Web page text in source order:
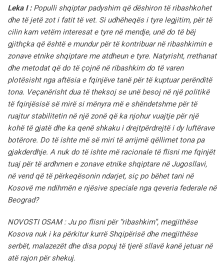
Leka I : Populli shqiptar padyshim që dëshiron të ribashkohet
dhe të jetë zot i fatit të vet. Si udhëheqës i tyre legjitim, për të
cilin kam vetëm interesat e tyre në mendje, unë do të bëj
gjithçka që është e mundur për të kontribuar në ribashkimin e
zonave etnike shqiptare me atdheun e tyre. Natyrisht, rrethanat
dhe metodat që do të çojnë në ribashkim do të varen
plotësisht nga aftësia e fqinjëve tanë për të kuptuar perënditë
tona. Veçanërisht dua të theksoj se unë besoj në një politikë
të fqinjësisë së mirë si mënyra më e shëndetshme për të
ruajtur stabilitetin në një zonë që ka njohur vuajtje për një
kohë të gjatë dhe ka qenë shkaku i drejtpërdrejtë i dy luftërave
botërore. Do të ishte më së miri të arrijmë qëllimet tona pa
gjakderdhje. A nuk do të ishte më racionale të flisni me fqinjët
tuaj për të ardhmen e zonave etnike shqiptare në Jugosllavi,
në vend që të përkeqësonin ndarjet, siç po bëhet tani në
Kosovë me ndihmën e njësive speciale nga qeveria federale në
Beograd?
NOVOSTI OSAM : Ju po flisni për “ribashkim”, megjithëse
Kosova nuk i ka përkitur kurrë Shqipërisë dhe megjithëse
serbët, malazezët dhe disa popuj të tjerë sllavë kanë jetuar në
atë rajon për shekuj.